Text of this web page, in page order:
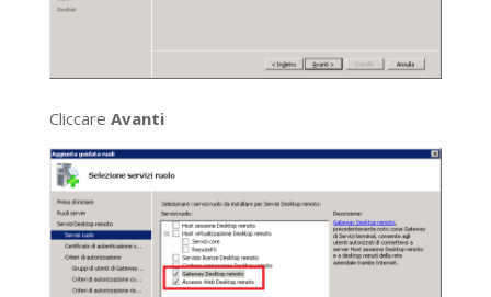
Cliccare Avanti